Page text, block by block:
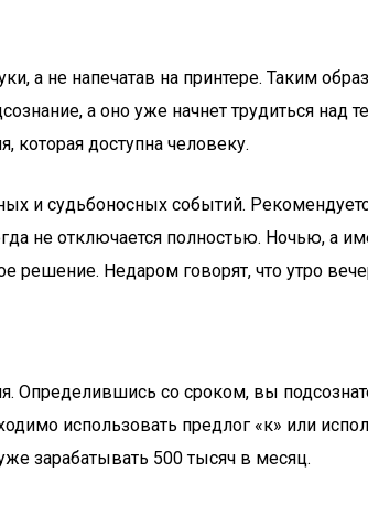
а не напечатав на принтере. Таким
а оно уже начнет трудиться над
которая доступна человеку.
и судьбоносных событий.
не отключается полностью. Ночью, а
решение. Недаром говорят, что утро
Определившись со сроком, вы
использовать предлог «к» или
зарабатывать 500 тысяч в месяц.